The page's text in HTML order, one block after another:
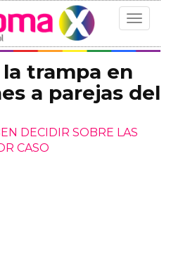
Toggle
trampa en
a parejas del
DECIDIR SOBRE LAS
CASO